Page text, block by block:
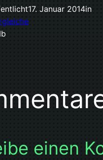
17. Januar 2014in
einen